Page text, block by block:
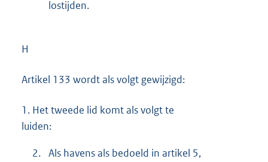
lostijden.
H
Artikel 133 wordt als volgt gewijzigd:
1. Het tweede lid komt als volgt te
luiden:
2. Als havens als bedoeld in artikel 5,